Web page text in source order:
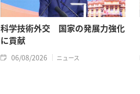
科学技術外交 国家の発展力強化
に貢献
06/08/2026 ニュース